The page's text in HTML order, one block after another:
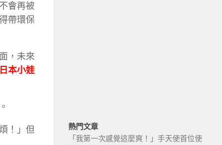
會再被
帶環保
，未來
本小娃
！」但
熱門文章
「我第一次感覺這麼爽！」手天使首位使